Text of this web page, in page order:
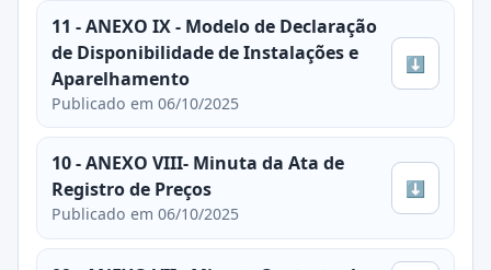
11 - ANEXO IX - Modelo de Declaração
de Disponibilidade de Instalações e
Aparelhamento
Publicado em 06/10/2025
⬇
10 - ANEXO VIII- Minuta da Ata de
Registro de Preços
Publicado em 06/10/2025
⬇